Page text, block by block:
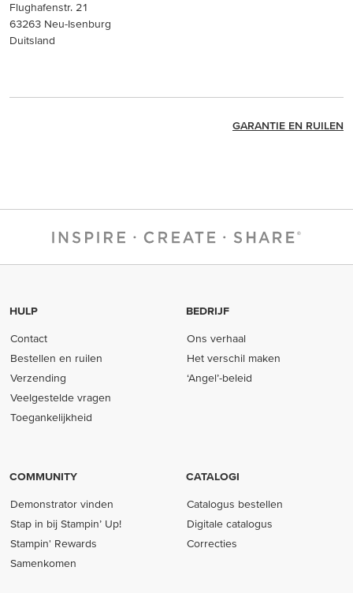
Flughafenstr. 21
63263 Neu-Isenburg
Duitsland
GARANTIE EN RUILEN
HULP
Contact
Bestellen en ruilen
Verzending
Veelgestelde vragen
Toegankelijkheid
BEDRIJF
Ons verhaal
Het verschil maken
‘Angel’-beleid
COMMUNITY
Demonstrator vinden
Stap in bij Stampin’ Up!
Stampin' Rewards
Samenkomen
CATALOGI
Catalogus bestellen
Digitale catalogus
Correcties